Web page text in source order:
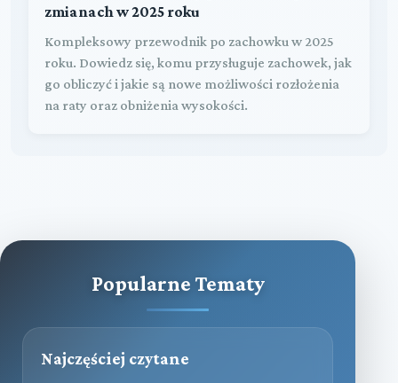
zmianach w 2025 roku
Kompleksowy przewodnik po zachowku w 2025
roku. Dowiedz się, komu przysługuje zachowek, jak
go obliczyć i jakie są nowe możliwości rozłożenia
na raty oraz obniżenia wysokości.
Popularne Tematy
Najczęściej czytane